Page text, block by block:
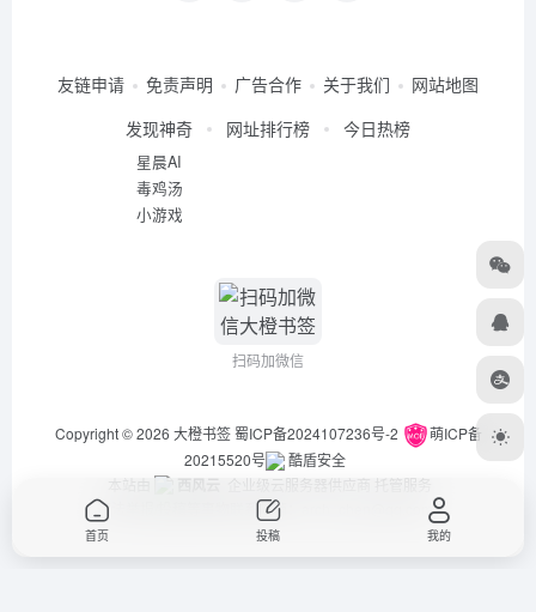
友链申请 免责声明 广告合作 关于我们
网站地图
发现神奇
星晨AI
毒鸡汤
小游戏
网址排行榜 今日热榜
扫码加微信
Copyright © 2026 大橙书签 蜀ICP备2024107236号-2
萌ICP备
20215520号
酷盾安全
本站由
西风云 企业级云服务器供应商 托管服务
违法举报/投稿等事物联系邮箱：arch_chen@qq.com
首页 投稿 我的